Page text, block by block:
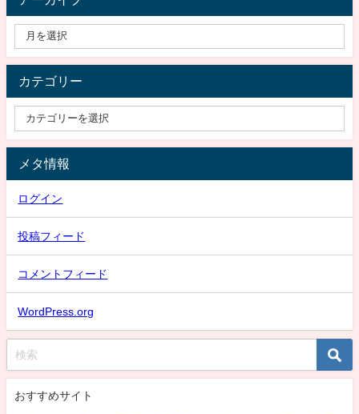
カテゴリー
メタ情報
ログイン
投稿フィード
コメントフィード
WordPress.org
おすすめサイト